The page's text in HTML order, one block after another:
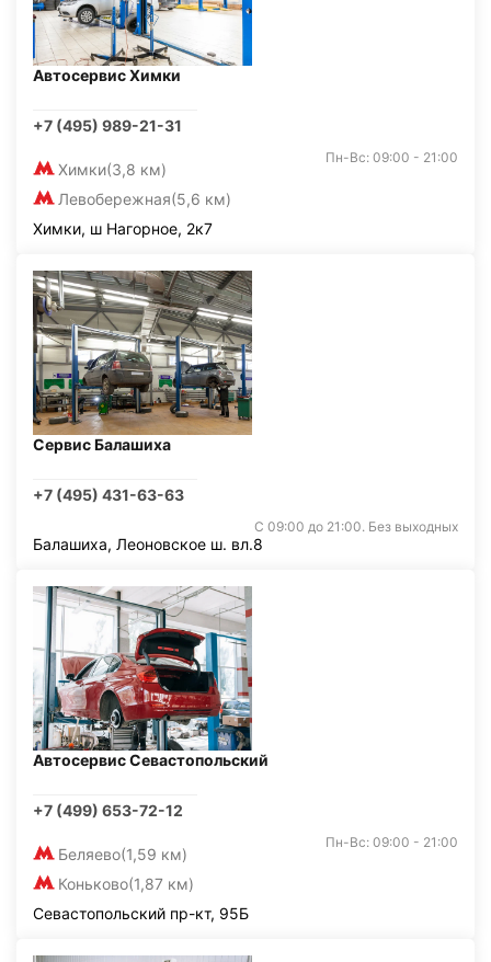
Автосервис Химки
+7 (495) 989-21-31
Химки(3,8 км)
Левобережная(5,6 км)
Пн-Вс: 09:00 - 21:00
Химки, ш Нагорное, 2к7
Сервис Балашиха
+7 (495) 431-63-63
С 09:00 до 21:00. Без выходных
Балашиха, Леоновское ш. вл.8
Автосервис Севастопольский
+7 (499) 653-72-12
Беляево(1,59 км)
Коньково(1,87 км)
Пн-Вс: 09:00 - 21:00
Севастопольский пр-кт, 95Б